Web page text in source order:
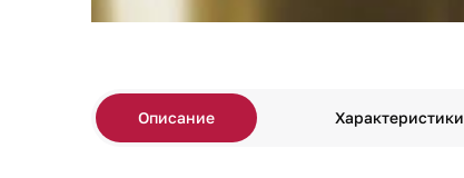
Описание Характеристики